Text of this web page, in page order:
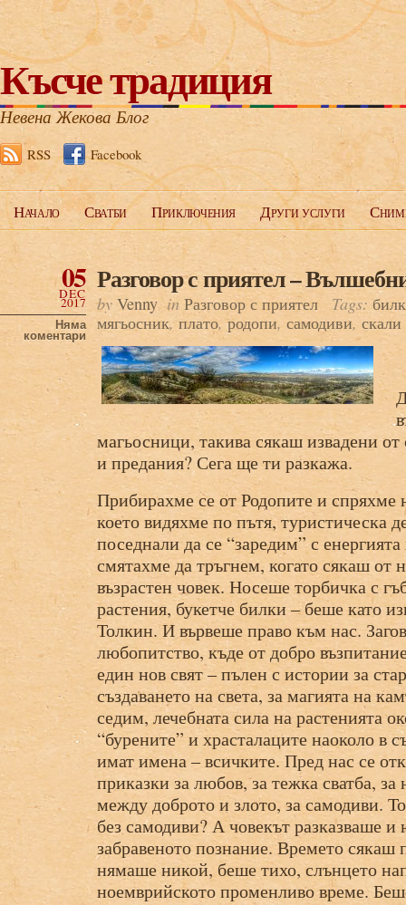
Късче традиция
Невена Жекова Блог
RSS Facebook
Начало Сватби Приключения Други услуги
Разговор с приятел –
05
DEC
2017
Няма
коментари
by Venny in Разговор с приятел Tags:
мягьосник,плато,родопи, самодиви, скали
магьосници, такива сякаш извадени от
и предания? Сега ще ти разкажа.
Прибирахме се от Родопите и спряхме
което видяхме по пътя, туристическа
поседнали да се “заредим” с
смятахме да тръгнем, когато сякаш от
възрастен човек. Носеше торбичка с
растения, букетче билки – беше като
Толкин. И вървеше право към нас.
любопитство, къде от добро
един нов свят – пълен с истории за
създаването на света, за магията на
седим, лечебната сила на растенията
“бурените” и храсталаците наоколо в
имат имена – всичките. Пред нас се
приказки за любов, за тежка сватба, за
между доброто и злото, за самодиви.
без самодиви? А човекът разказваше
забравеното познание. Времето сякаш
нямаше никой, беше тихо, слънцето
ноемврийското променливо време.